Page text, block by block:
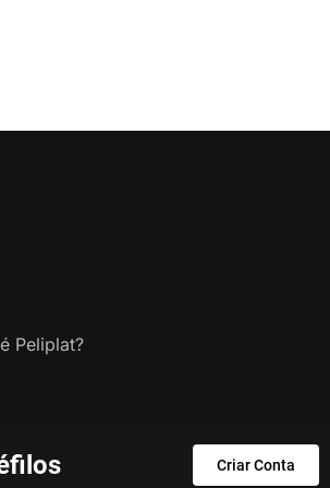
Criar Conta
Peliplat?